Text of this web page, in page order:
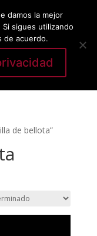
de bellota”
damos la mejor
sigues utilizando
de acuerdo.